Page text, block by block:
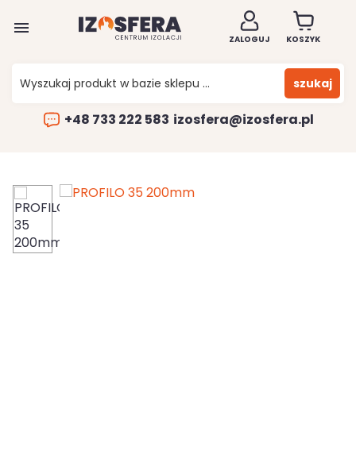

ZALOGUJ KOSZYK
szukaj
+48 733 222 583 izosfera@izosfera.pl